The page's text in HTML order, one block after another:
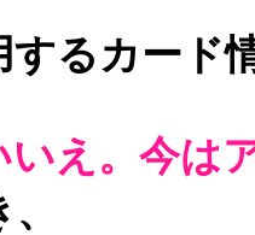
するカード
いえ。今は